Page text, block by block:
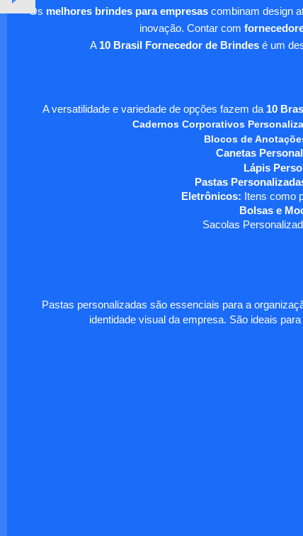
Os melhores brindes para empresascombinam design
inovação. Contar com
A 10 Brasil Fornecedor de Brindesé um
A versatilidade e variedade de opções fazem da 10
Cadernos Corporativos
Blocos de
Canetas
Lápis
Pastas
Eletrônicos: Itens como
Bolsas e
Sacolas
Pastas personalizadas são essenciais para a
identidade visual da empresa. São ideais